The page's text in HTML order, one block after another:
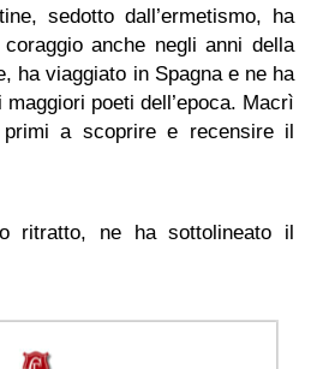
sedotto dall’ermetismo, ha
anche negli anni della
ha viaggiato in Spagna e ne ha
poeti dell’epoca. Macrì
a scoprire e recensire il
ritratto, ne ha sottolineato il